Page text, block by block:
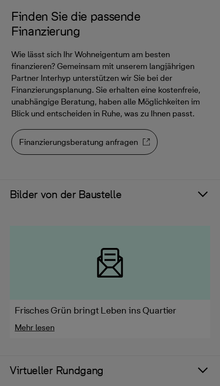
Finden Sie die passende
Finanzierung
Wie lässt sich Ihr Wohneigentum am besten
finanzieren? Gemeinsam mit unserem langjährigen
Partner Interhyp unterstützen wir Sie bei der
Finanzierungsplanung. Sie erhalten eine kostenfreie,
unabhängige Beratung, haben alle Möglichkeiten im
Blick und entscheiden in Ruhe, was zu Ihnen passt.
Finanzierungsberatung anfragen
Bilder von der Baustelle
Frisches Grün bringt Leben ins Quartier
Mehr lesen
Virtueller Rundgang